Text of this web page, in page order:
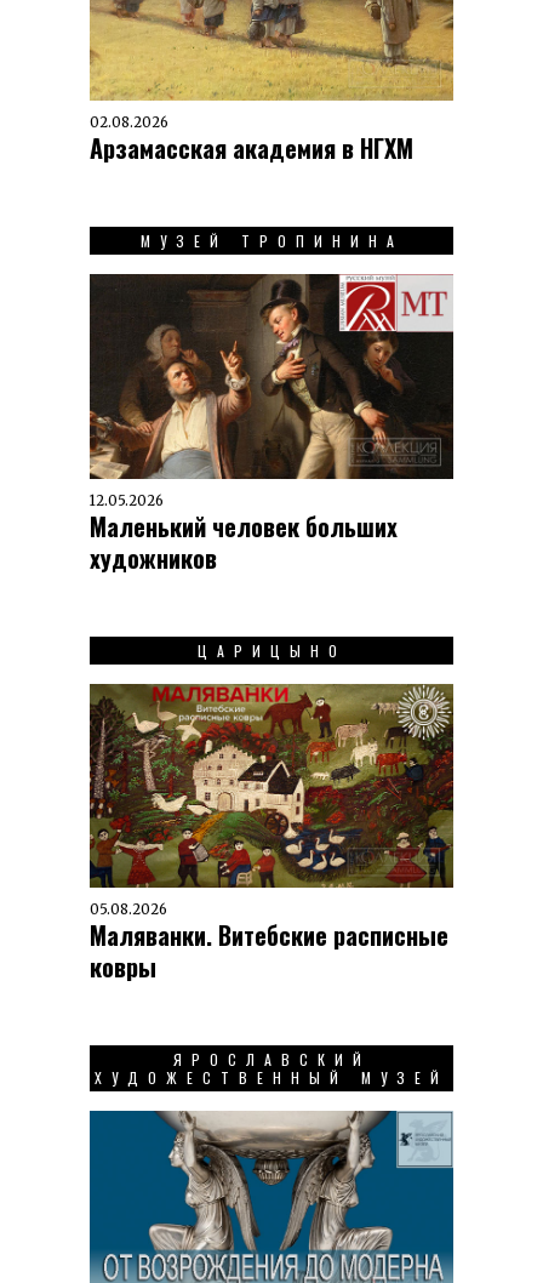
02.08.2026
Арзамасская академия в НГХМ
МУЗЕЙ ТРОПИНИНА
12.05.2026
Маленький человек больших
художников
ЦАРИЦЫНО
05.08.2026
Маляванки. Витебские расписные
ковры
ЯРОСЛАВСКИЙ
ХУДОЖЕСТВЕННЫЙ МУЗЕЙ